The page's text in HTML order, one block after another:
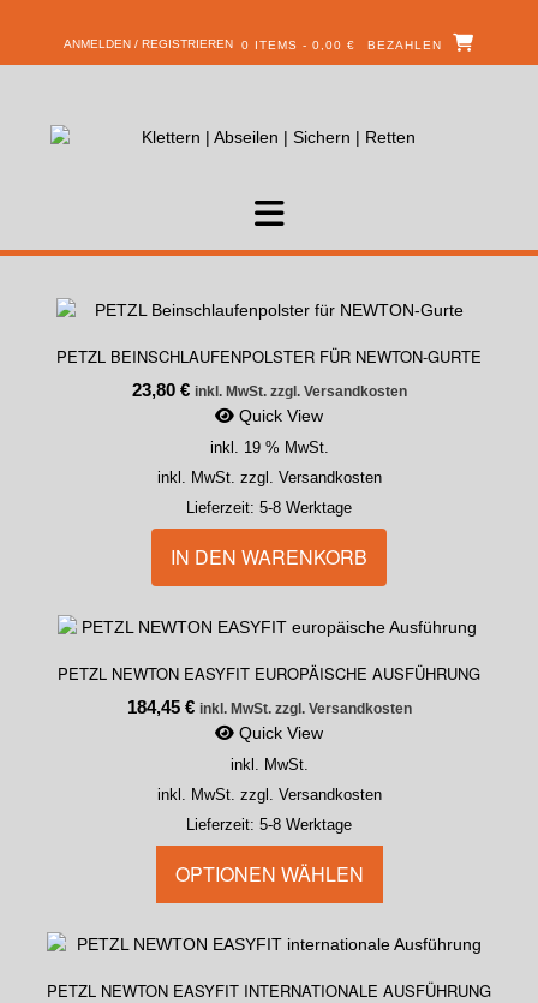
ANMELDEN / REGISTRIEREN 0 ITEMS - 0,00 € BEZAHLEN
PETZL BEINSCHLAUFENPOLSTER FÜR NEWTON-GURTE
23,80 € inkl. MwSt. zzgl. Versandkosten
Quick View
inkl. 19 % MwSt.
inkl. MwSt. zzgl. Versandkosten
Lieferzeit: 5-8 Werktage
IN DEN WARENKORB
PETZL NEWTON EASYFIT EUROPÄISCHE AUSFÜHRUNG
184,45 € inkl. MwSt. zzgl. Versandkosten
Quick View
inkl. MwSt.
inkl. MwSt. zzgl. Versandkosten
Lieferzeit: 5-8 Werktage
OPTIONEN WÄHLEN
PETZL NEWTON EASYFIT INTERNATIONALE AUSFÜHRUNG